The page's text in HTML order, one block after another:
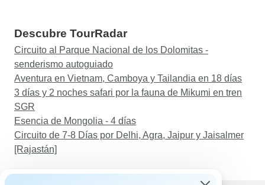
Descubre TourRadar
Circuito al Parque Nacional de los Dolomitas -
senderismo autoguiado
Aventura en Vietnam, Camboya y Tailandia en 18 días
3 días y 2 noches safari por la fauna de Mikumi en tren
SGR
Esencia de Mongolia - 4 días
Circuito de 7-8 Días por Delhi, Agra, Jaipur y Jaisalmer
[Rajastán]